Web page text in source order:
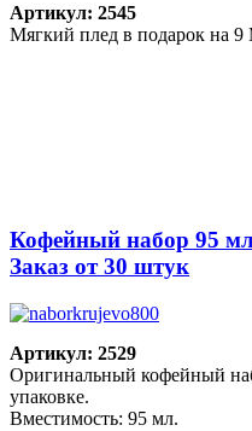
Артикул: 2545
Мягкий плед в подарок на 9
Кофейный набор 95
Заказ от 30 штук
Артикул: 2529
Оригинальный кофейный
упаковке.
Вместимость: 95 мл.